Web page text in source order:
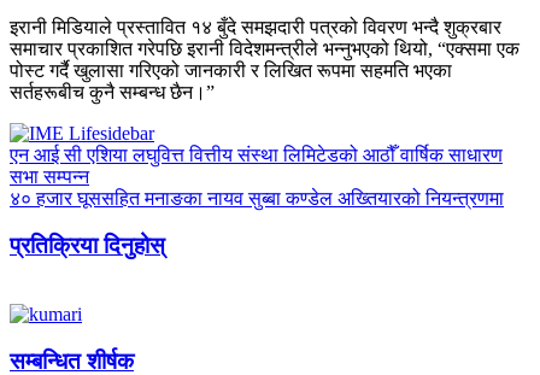
इरानी मिडियाले प्रस्तावित १४ बुँदे समझदारी पत्रको विवरण भन्दै शुक्रबार
समाचार प्रकाशित गरेपछि इरानी विदेशमन्त्रीले भन्नुभएको थियो, “एक्समा एक
पोस्ट गर्दै खुलासा गरिएको जानकारी र लिखित रूपमा सहमति भएका
सर्तहरूबीच कुनै सम्बन्ध छैन।”
एन आई सी एशिया लघुवित्त वित्तीय संस्था लिमिटेडको आठौँ वार्षिक साधारण
सभा सम्पन्न
४० हजार घूससहित मनाङका नायव सुब्बा कण्डेल अख्तियारको नियन्त्रणमा
प्रतिक्रिया दिनुहोस्
सम्बन्धित शीर्षक